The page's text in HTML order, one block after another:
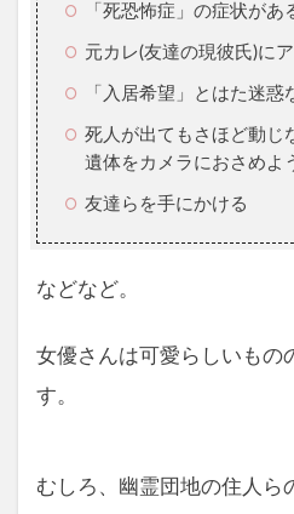
「死恐怖症」の症状があ
元カレ(友達の現彼氏)に
「入居希望」とはた迷惑
死人が出てもさほど動じ
遺体をカメラにおさめよ
友達らを手にかける
などなど。
女優さんは可愛らしいもの
す。
むしろ、幽霊団地の住人ら